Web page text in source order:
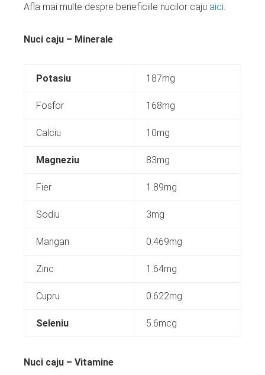
Afla mai multe despre beneficiile nucilor caju aici
Nuci caju – Minerale
Potasiu 187mg
Fosfor 168mg
Calciu 10mg
Magneziu 83mg
Fier 1.89mg
Sodiu 3mg
Mangan 0.469mg
Zinc 1.64mg
Cupru 0.622mg
Seleniu 5.6mcg
Nuci caju – Vitamine